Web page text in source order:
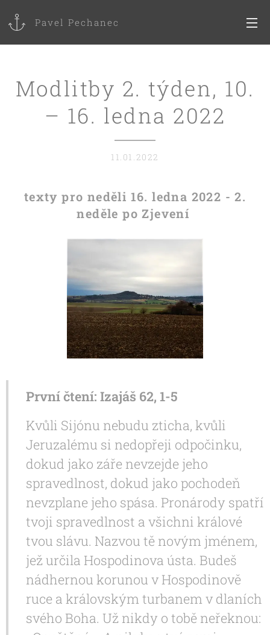
Pavel Pechanec
Modlitby 2. týden, 10.
– 16. ledna 2022
11.01.2022
texty pro neděli 16. ledna 2022 - 2.
neděle po Zjevení
První čtení: Izajáš 62, 1-5
Kvůli Sijónu nebudu zticha, kvůli
Jeruzalému si nedopřeji odpočinku,
dokud jako záře nevzejde jeho
spravedlnost, dokud jako pochodeň
nevzplane jeho spása. Pronárody spatří
tvoji spravedlnost a všichni králové
tvou slávu. Nazvou tě novým jménem,
jež určila Hospodinova ústa. Budeš
nádhernou korunou v Hospodinově
ruce a královským turbanem v dlaních
svého Boha. Už nikdy o tobě neřeknou: